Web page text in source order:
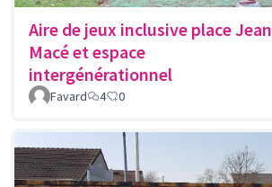
Aire de jeux inclusive place Jean
Macé et espace
intergénérationnel
Favard 4 0